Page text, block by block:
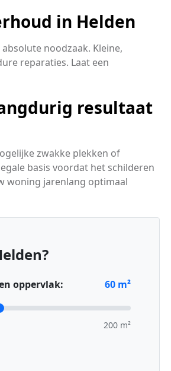
in Helden
absolute noodzaak. Kleine,
reparaties. Laat een
resultaat
zwakke plekken of
basis voordat het schilderen
woning jarenlang optimaal
oppervlak: 60 m²
200 m²